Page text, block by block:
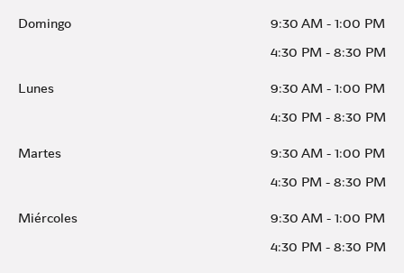
Domingo
9:30 AM - 1:00 PM
4:30 PM - 8:30 PM
Lunes
9:30 AM - 1:00 PM
4:30 PM - 8:30 PM
Martes
9:30 AM - 1:00 PM
4:30 PM - 8:30 PM
Miércoles
9:30 AM - 1:00 PM
4:30 PM - 8:30 PM